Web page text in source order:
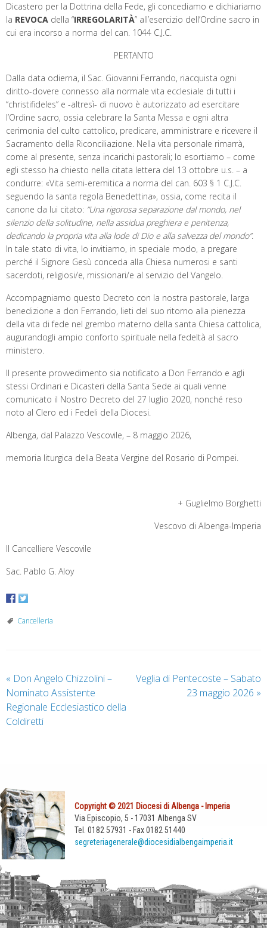
Dicastero per la Dottrina della Fede, gli concediamo e dichiariamo
la REVOCA della “IRREGOLARITÀ” all’esercizio dell’Ordine sacro in
cui era incorso a norma del can. 1044 C.J.C.
PERTANTO
Dalla data odierna, il Sac. Giovanni Ferrando, riacquista ogni
diritto-dovere connesso alla normale vita ecclesiale di tutti i
“christifideles” e -altresì- di nuovo è autorizzato ad esercitare
l’Ordine sacro, ossia celebrare la Santa Messa e ogni altra
cerimonia del culto cattolico, predicare, amministrare e ricevere il
Sacramento della Riconciliazione. Nella vita personale rimarrà,
come al presente, senza incarichi pastorali; lo esortiamo – come
egli stesso ha chiesto nella citata lettera del 13 ottobre u.s. – a
condurre: «Vita semi-eremitica a norma del can. 603 § 1 C.J.C.
seguendo la santa regola Benedettina», ossia, come recita il
canone da lui citato: “Una rigorosa separazione dal mondo, nel
silenzio della solitudine, nella assidua preghiera e penitenza,
dedicando la propria vita alla lode di Dio e alla salvezza del mondo”.
In tale stato di vita, lo invitiamo, in speciale modo, a pregare
perché il Signore Gesù conceda alla Chiesa numerosi e santi
sacerdoti, religiosi/e, missionari/e al servizio del Vangelo.
Accompagniamo questo Decreto con la nostra pastorale, larga
benedizione a don Ferrando, lieti del suo ritorno alla pienezza
della vita di fede nel grembo materno della santa Chiesa cattolica,
augurandogli ampio conforto spirituale nella fedeltà al sacro
ministero.
Il presente provvedimento sia notificato a Don Ferrando e agli
stessi Ordinari e Dicasteri della Santa Sede ai quali venne
comunicato il Nostro Decreto del 27 luglio 2020, nonché reso
noto al Clero ed i Fedeli della Diocesi.
Albenga, dal Palazzo Vescovile, – 8 maggio 2026,
memoria liturgica della Beata Vergine del Rosario di Pompei.
+ Guglielmo Borghetti
Vescovo di Albenga-Imperia
Il Cancelliere Vescovile
Sac. Pablo G. Aloy
Cancelleria
« Don Angelo Chizzolini –
Nominato Assistente
Regionale Ecclesiastico della
Coldiretti
Veglia di Pentecoste – Sabato
23 maggio 2026 »
Copyright © 2021 Diocesi di Albenga - Imperia
Via Episcopio, 5 - 17031 Albenga SV
Tel. 0182 57931 - Fax 0182 51440
segreteriagenerale@diocesidialbengaimperia.it